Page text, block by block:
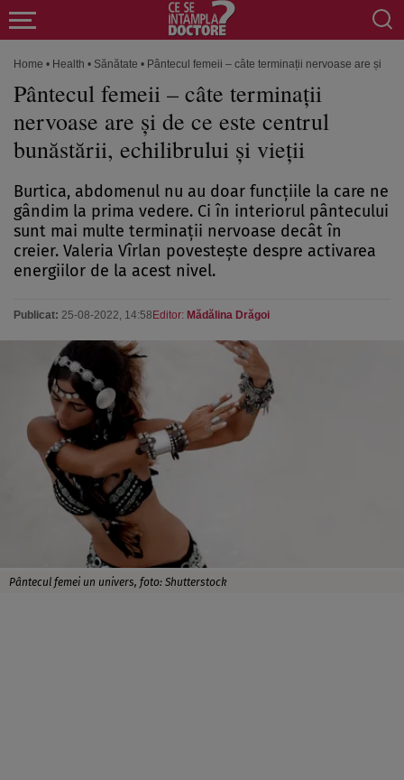
Home • Health • Sănătate • Pântecul femeii – câte terminații nervoase are și
Pântecul femeii – câte terminații
nervoase are și de ce este centrul
bunăstării, echilibrului și vieții
Burtica, abdomenul nu au doar funcțiile la care ne
gândim la prima vedere. Ci în interiorul pântecului
sunt mai multe terminații nervoase decât în
creier. Valeria Vîrlan povestește despre activarea
energiilor de la acest nivel.
Publicat: 25-08-2022, 14:58 Editor: Mădălina Drăgoi
Pântecul femei un univers, foto: Shutterstock